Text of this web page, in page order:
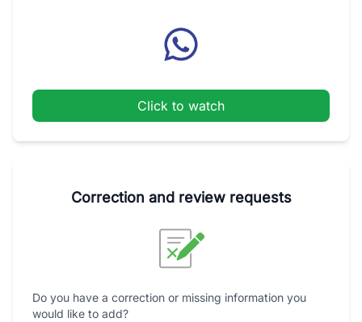
Click to watch
Correction and review requests
Do you have a correction or missing information you
would like to add?